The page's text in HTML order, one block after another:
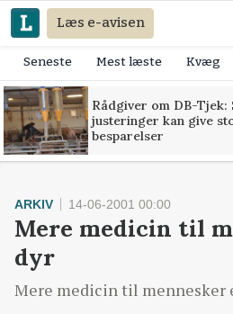
Læs e-avisen
Seneste Mest læste Kvæg
Rådgiver om DB-Tjek:
justeringer kan give
besparelser
ARKIV 14-06-2001 00:00
Mere medicin til
dyr
Mere medicin til mennesker